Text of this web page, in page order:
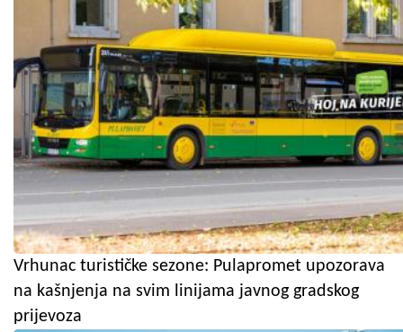
Vrhunac turističke sezone: Pulapromet upozorava
na kašnjenja na svim linijama javnog gradskog
prijevoza